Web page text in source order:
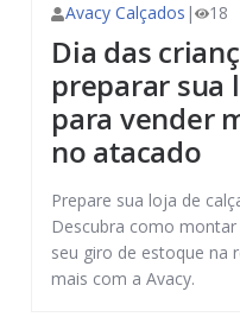
Avacy Calçados | 18
Dia das
preparar sua
para vender
no atacado
Prepare sua loja de
Descubra como
seu giro de estoque na
mais com a Avacy.